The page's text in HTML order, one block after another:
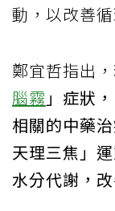
動，以改善
鄭宜哲指出，
腦霧 」症狀
相關的中藥
天理三焦」
水分代謝，